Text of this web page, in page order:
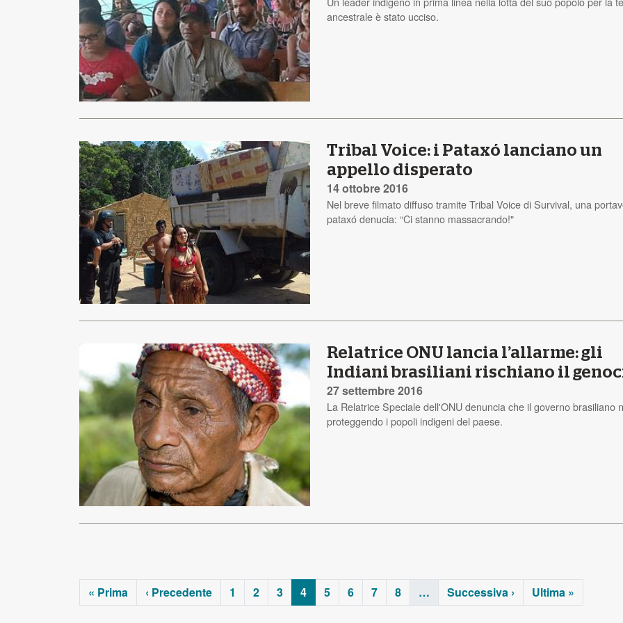
ancestrale è stato ucciso.
Tribal Voice: i Pataxó lanciano un
appello disperato
14 ottobre 2016
Nel breve filmato diffuso tramite Tribal Voice di Survival, una
pataxó denucia: “Ci stanno massacrando!"
Relatrice ONU lancia l’allarme: gli
Indiani brasiliani rischiano il
27 settembre 2016
La Relatrice Speciale dell'ONU denuncia che il governo brasiliano
proteggendo i popoli indigeni del paese.
« Prima ‹ Precedente 1 2 3 4 5 6 7 8 … Successiva › Ultima »